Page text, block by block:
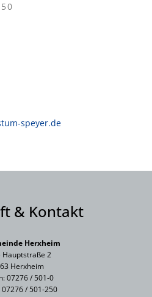
speyer.de
& Kontakt
Herxheim
Hauptstraße 2
Herxheim
07276 / 501-0
07276 / 501-250